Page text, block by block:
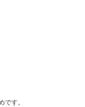
です。